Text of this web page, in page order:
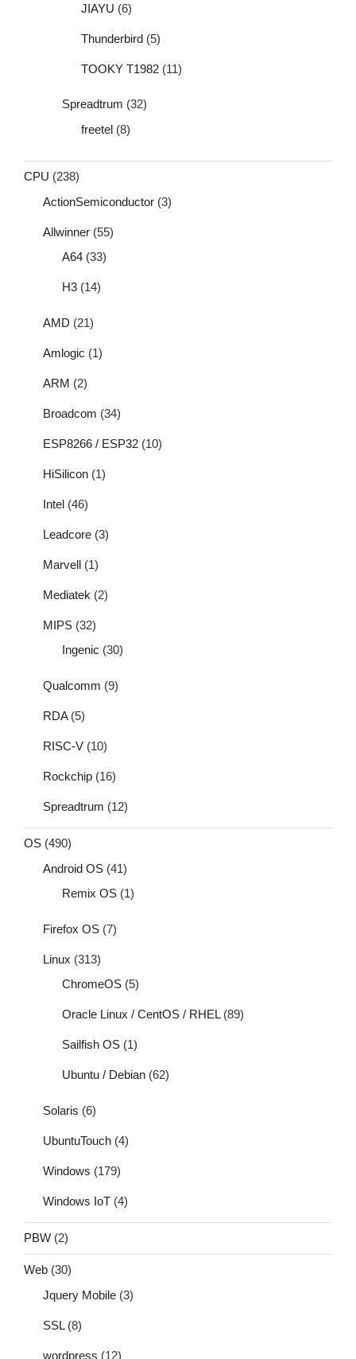
JIAYU (6)
Thunderbird (5)
TOOKY T1982 (11)
Spreadtrum (32)
freetel (8)
CPU (238)
ActionSemiconductor (3)
Allwinner (55)
A64 (33)
H3 (14)
AMD (21)
Amlogic (1)
ARM (2)
Broadcom (34)
ESP8266 / ESP32 (10)
HiSilicon (1)
Intel (46)
Leadcore (3)
Marvell (1)
Mediatek (2)
MIPS (32)
Ingenic (30)
Qualcomm (9)
RDA(5)
RISC-V (10)
Rockchip (16)
Spreadtrum (12)
OS (490)
Android OS (41)
Remix OS (1)
Firefox OS (7)
Linux (313)
ChromeOS (5)
Oracle Linux / CentOS / RHEL(89)
Sailfish OS (1)
Ubuntu / Debian (62)
Solaris (6)
UbuntuTouch (4)
Windows (179)
Windows IoT (4)
PBW (2)
Web (30)
Jquery Mobile (3)
SSL(8)
wordpress (12)